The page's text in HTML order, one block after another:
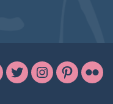
TwitterInstagram
Pinterest